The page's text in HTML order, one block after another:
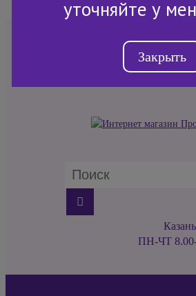
+7 (843) 2-
ПН-ЧТ
уточняйте у
Закрыть